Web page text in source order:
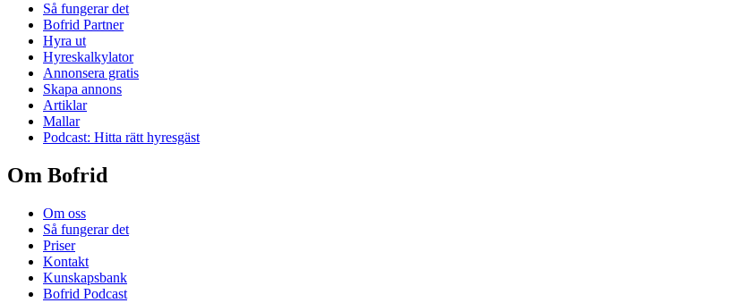
Så fungerar det
Bofrid Partner
Hyra ut
Hyreskalkylator
Annonsera gratis
Skapa annons
Artiklar
Mallar
Podcast: Hitta rätt hyresgäst
Om Bofrid
Om oss
Så fungerar det
Priser
Kontakt
Kunskapsbank
Bofrid Podcast